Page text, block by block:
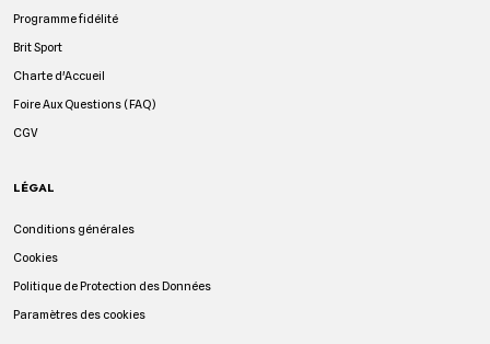
Programme fidélité
Brit Sport
Charte d'Accueil
Foire Aux Questions (FAQ)
CGV
LÉGAL
Conditions générales
Cookies
Politique de Protection des Données
Paramètres des cookies